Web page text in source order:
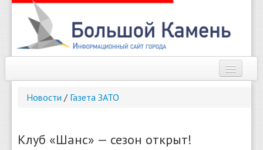
Новости
Новости / Газета ЗАТО
Клуб «Шанс» — сезон открыт!